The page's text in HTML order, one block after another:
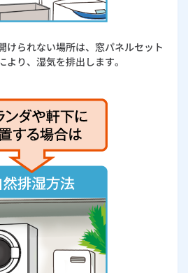
けられない場所は、窓パネルセット
り、湿気を排出します。